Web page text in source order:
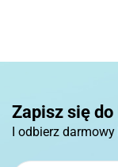
Zapisz się
I odbierz